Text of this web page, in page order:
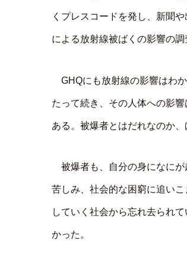
くプレスコードを発し、新聞
による放射線被ばくの影響の調
GHQにも放射線の影響はわ
たって続き、その人体への影
ある。被爆者とはだれなのか
被爆者も、自分の身になに
苦しみ、社会的な困窮に追い
していく社会から忘れ去られ
かった。